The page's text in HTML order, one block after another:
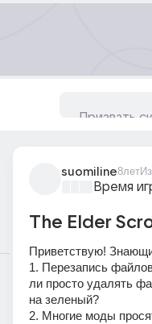
suomiline8лет
Время
The Elder
Приветствую!
1. Перезапись
ли просто удалять
на зеленый?
2. Многие моды